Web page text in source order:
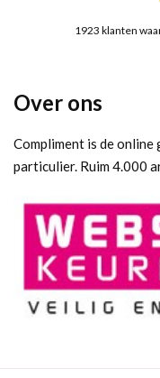
1923 klanten
Over ons
Compliment is de
particulier. Ruim 4.000